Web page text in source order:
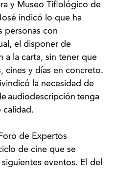
y Museo Tiflológico de
indicó lo que ha
personas con
el disponer de
a la carta, sin tener que
cines y días en concreto.
la necesidad de
audiodescripción tenga
calidad.
de Expertos
de cine que se
eventos. El del